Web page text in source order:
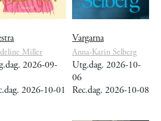
Miller
2026-09-
2026-10-01
Vargarna
Anna-Karin Selberg
Utg.dag. 2026-10-
06
Rec.dag. 2026-10-08